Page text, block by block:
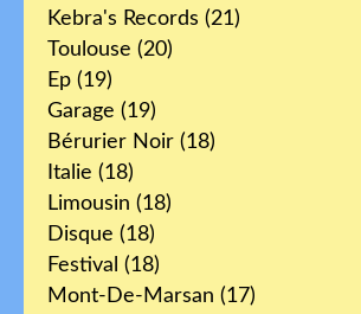
Kebra's Records (21)
Toulouse (20)
Ep (19)
Garage (19)
Bérurier Noir (18)
Italie (18)
Limousin (18)
Disque (18)
Festival (18)
Mont-De-Marsan (17)